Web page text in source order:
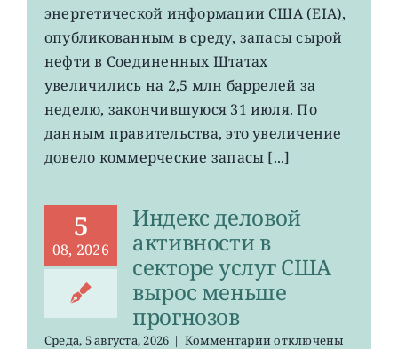
запасы
нефти
хранилищах
США
выросли
энергетической информации США (EIA),
опубликованным в среду, запасы сырой
нефти в Соединенных Штатах
увеличились на 2,5 млн баррелей за
неделю, закончившуюся 31 июля. По
данным правительства, это увеличение
довело коммерческие запасы [...]
5
08, 2026
Индекс деловой
активности в
секторе услуг США
вырос меньше
прогнозов
Среда, 5 августа, 2026 | Комментариикотключены